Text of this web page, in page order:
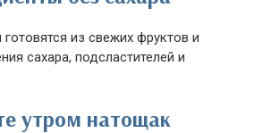
из свежих фруктов и
сахара, подсластителей и
утром натощак